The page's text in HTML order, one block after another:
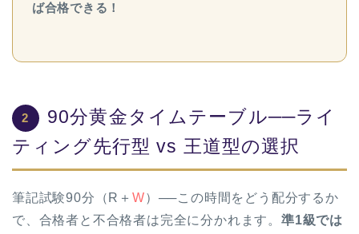
ば合格できる！
2
90分黄金タイムテーブル──ライ
ティング先行型 vs 王道型の選択
筆記試験90分（R＋ W）──この時間をどう配分するか
で、合格者と不合格者は完全に分かれます。 準1級では